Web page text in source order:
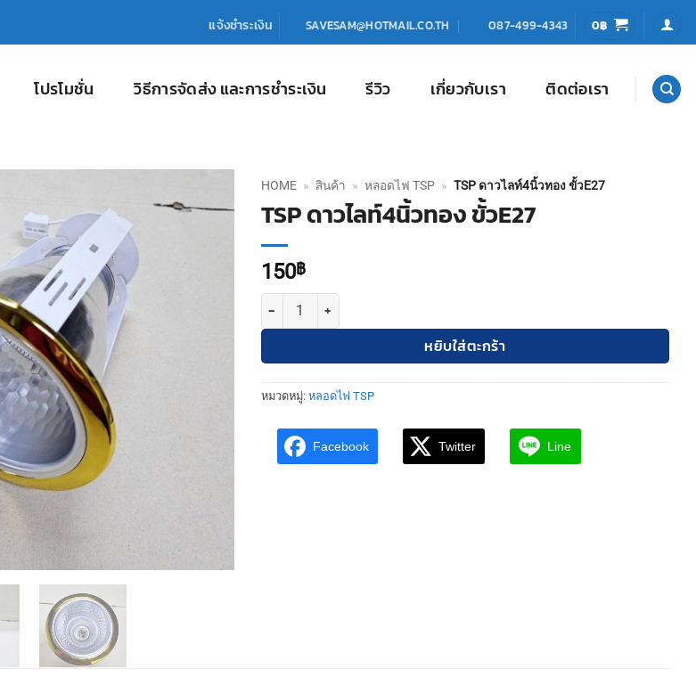
แจ้งชำระเงิน SAVESAM@HOTMAIL.CO.TH 087-499-4343 0฿
โปรโมชั่น วิธีการจัดส่ง และการชำระเงิน รีวิว เกี่ยวกับเรา ติดต่อเรา
HOME » สินค้า » หลอดไฟ TSP » TSP ดาวไลท์4นิ้วทอง ขั้วE27
TSP ดาวไลท์4นิ้วทอง ขั้วE27
150฿
จำนวน TSP ดาวไลท์4นิ้วทอง ขั้วE27 ชิ้น
หยิบใส่ตะกร้า
หมวดหมู่: หลอดไฟ TSP
Facebook Twitter Line